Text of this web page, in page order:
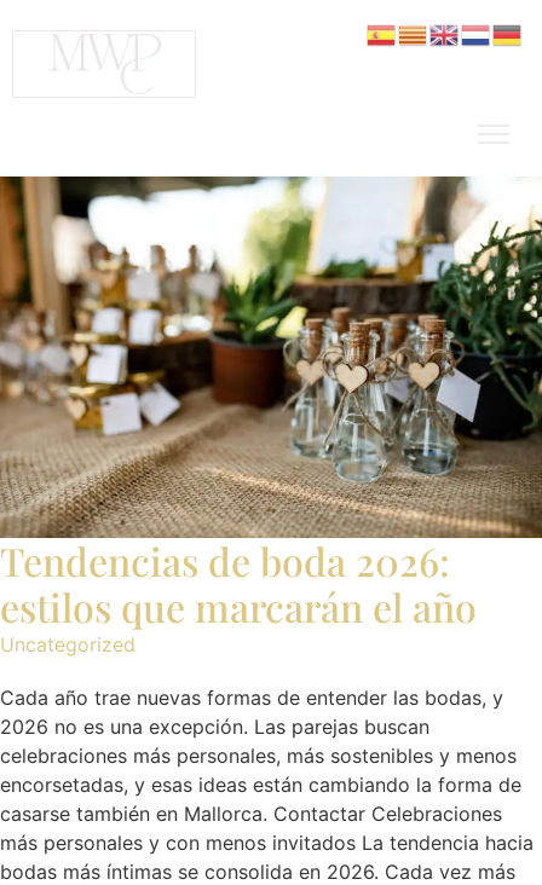
Tendencias de boda 2026:
estilos que marcarán el año
Uncategorized
Cada año trae nuevas formas de entender las bodas, y
2026 no es una excepción. Las parejas buscan
celebraciones más personales, más sostenibles y menos
encorsetadas, y esas ideas están cambiando la forma de
casarse también en Mallorca. Contactar Celebraciones
más personales y con menos invitados La tendencia hacia
bodas más íntimas se consolida en 2026. Cada vez más